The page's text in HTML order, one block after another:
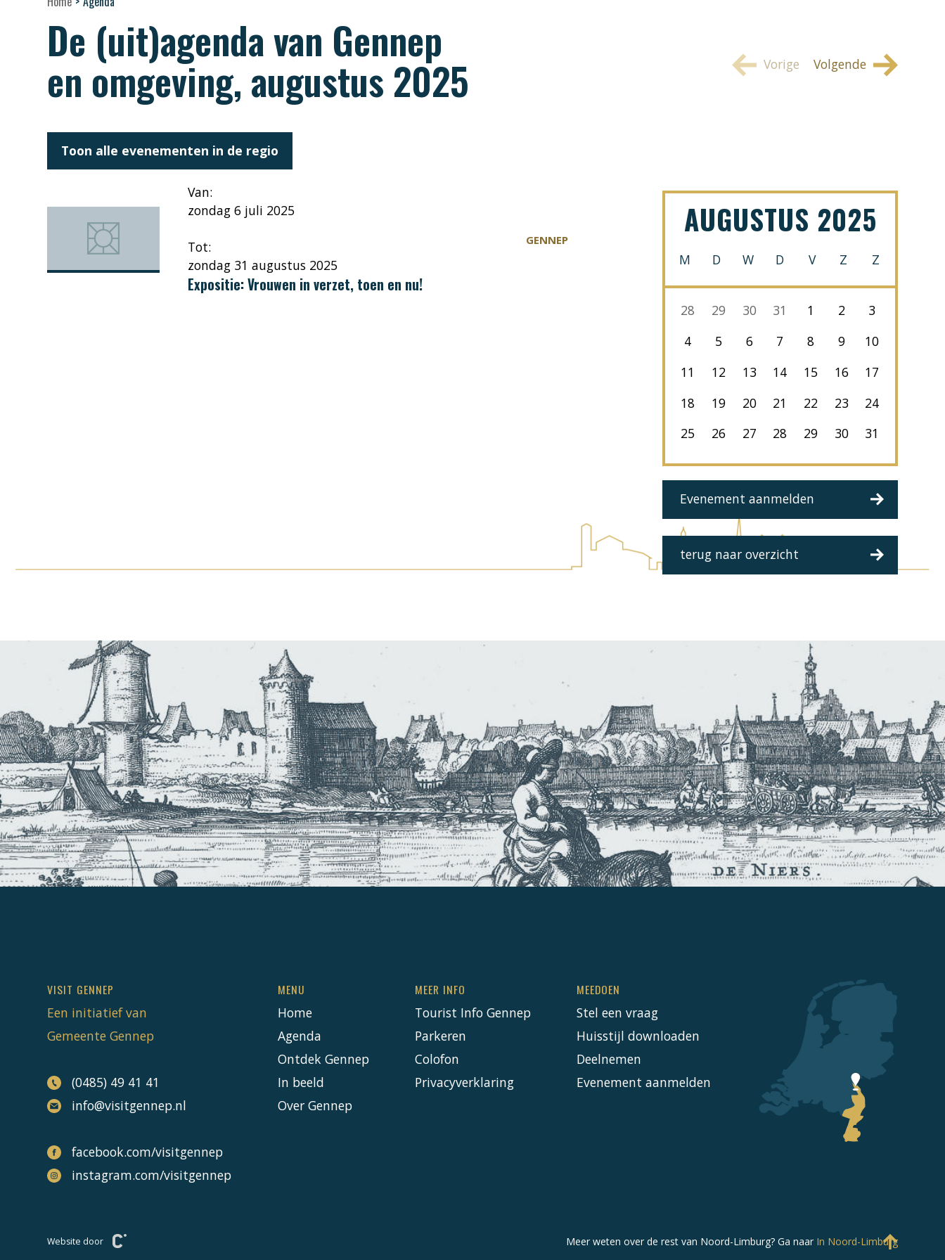
De (uit)agenda van Gennep
en omgeving, augustus 2025
Toon alle evenementen in de regio
Van:
zondag 6 juli 2025
Tot:
zondag 31 augustus 2025
Expositie: Vrouwen in verzet, toen en nu!
GENNEP
AUGUSTUS 2025
M D W D V Z Z
28 29 30 31 1 2
3
4
5 6 7 8 9
10
11
12 13 14 15 16
17
18
19 20 21 22 23
24
25
26 27 28 29 30 31
Evenement aanmelden
terug naar overzicht
VISIT GENNEP
Een initiatief van
Gemeente Gennep
(0485) 49 41 41
info@visitgennep.nl
facebook.com/visitgennep
instagram.com/visitgennep
MENU
Home
Agenda
Ontdek Gennep
In beeld
Over Gennep
MEER INFO
Tourist Info Gennep
Parkeren
Colofon
Privacyverklaring
MEEDOEN
Stel een vraag
Huisstijl downloaden
Deelnemen
Evenement aanmelden
Meer weten over de rest van Noord-Limburg? Ga naar In Noord-Limburg
Website door